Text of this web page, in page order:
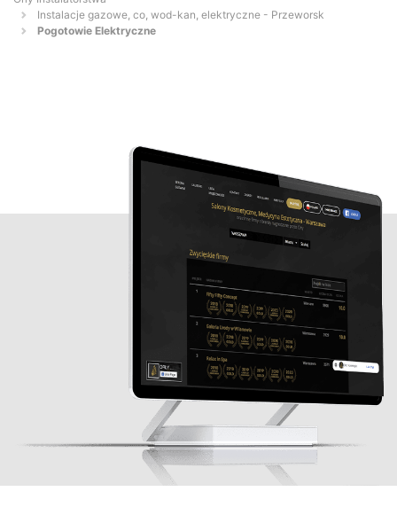
Instalacje gazowe, co, wod-kan, elektryczne - Przeworsk
Pogotowie Elektryczne